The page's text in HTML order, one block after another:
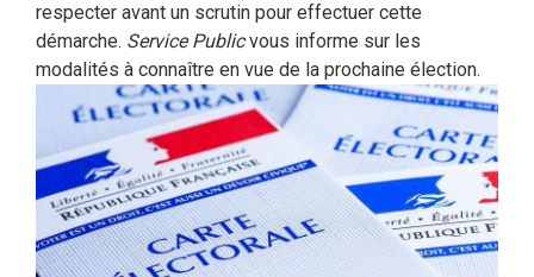
respecter avant un scrutin pour effectuer cette
démarche. Service Publicvous informe sur les
modalités à connaître en vue de la prochaine élection.